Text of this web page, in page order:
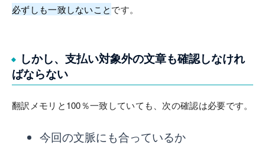
必ずしも一致しないことです。
しかし、支払い対象外の文章も確認しなけれ
ばならない
翻訳メモリと100％一致していても、次の確認は必要です。
今回の文脈にも合っているか